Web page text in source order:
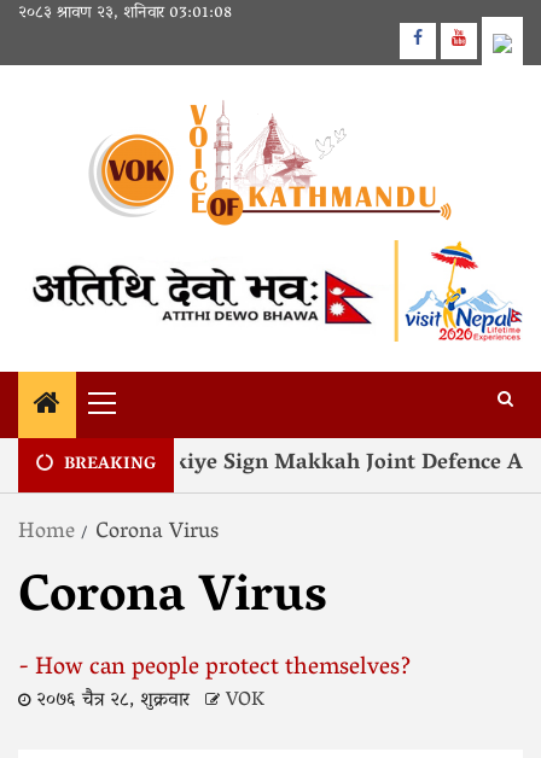
२०८३ श्रावण २३, शनिवार03:01:08
BREAKING
and Türkiye Sign Makkah Joint Defence
Home Corona Virus
Corona Virus
- How can people protect themselves?
२०७६ चैत्र २८, शुक्रवार VOK